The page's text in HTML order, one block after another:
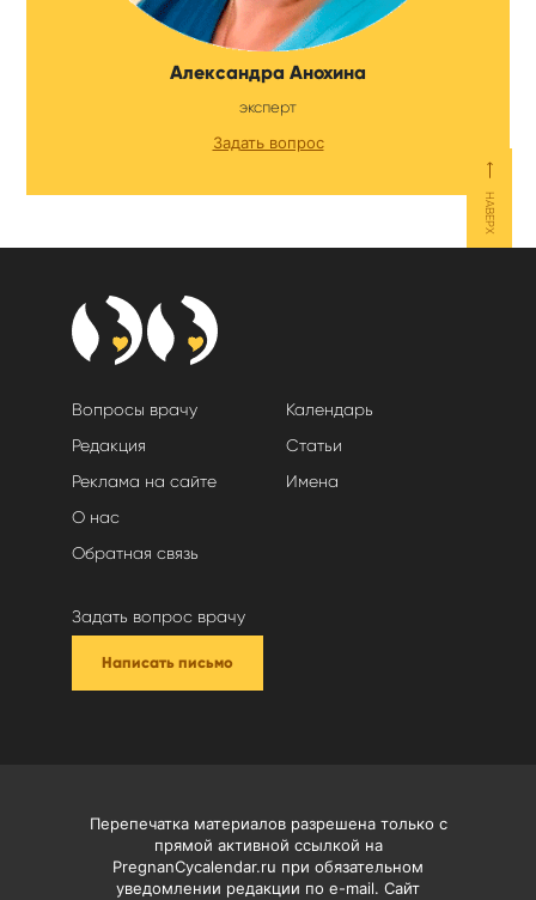
Александра Анохина
эксперт
Задать вопрос
⟵
НАВЕРХ
Вопросы врачу
Редакция
Реклама на сайте
О нас
Обратная связь
Календарь
Статьи
Имена
Задать вопрос врачу
Написать письмо
Перепечатка материалов разрешена только с
прямой активной ссылкой на
PregnanCycalendar.ru при обязательном
уведомлении редакции по e-mail. Сайт